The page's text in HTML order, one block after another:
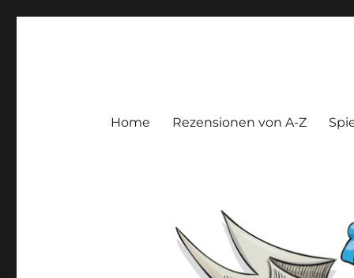
Home Rezensionen von A-Z